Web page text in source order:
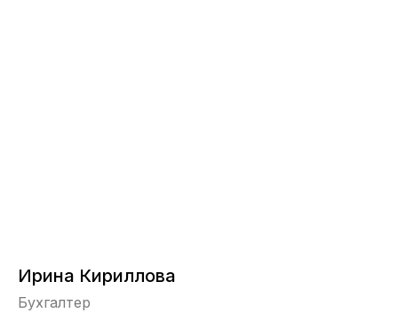
Ирина Кириллова
Бухгалтер